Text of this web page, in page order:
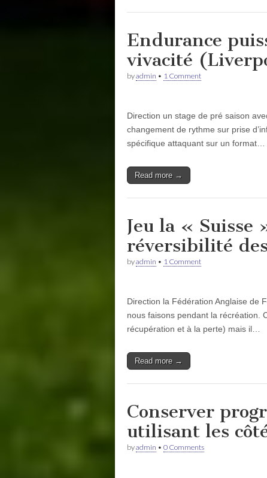
Endurance
vivacité
byadmin • 1 Comment
Direction un stage de pré saison
changement de rythme sur prise
spécifique attaquant sur un format…
Read more →
Jeu la «
réversibilité
byadmin • 1 Comment
Direction la Fédération Anglaise de
nous faisons pendant la récréation.
récupération et à la perte) mais il…
Read more →
Conserver
utilisant les
byadmin • 0 Comments